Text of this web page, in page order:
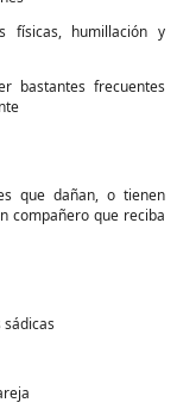
físicas, humillación y
bastantes frecuentes
que dañan, o tienen
compañero que reciba